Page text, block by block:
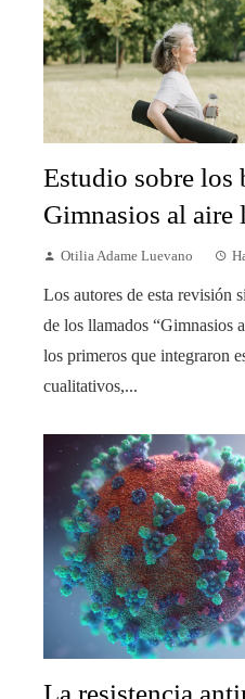
Estudio sobre los
Gimnasios al aire
Otilia Adame Luevano
Los autores de esta revisión
de los llamados “Gimnasios
los primeros que integraron
cualitativos,...
La resistencia